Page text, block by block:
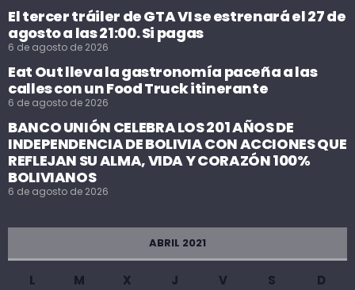
El tercer tráiler de GTA VI se estrenará el 27 de
agosto a las 21:00. Si pagas
6 de agosto de 2026
Eat Out lleva la gastronomía paceña a las
calles con un Food Truck itinerante
6 de agosto de 2026
BANCO UNIÓN CELEBRA LOS 201 AÑOS DE
INDEPENDENCIA DE BOLIVIA CON ACCIONES QUE
REFLEJAN SU ALMA, VIDA Y CORAZÓN 100%
BOLIVIANOS
6 de agosto de 2026
ABRIL 2021
L M X J V S
D